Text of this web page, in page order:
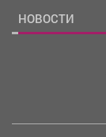
НОВОСТИ